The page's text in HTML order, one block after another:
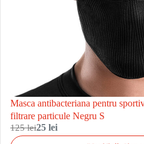
Masca antibacteriana pentru
filtrare particule Negru S
125 lei25 lei